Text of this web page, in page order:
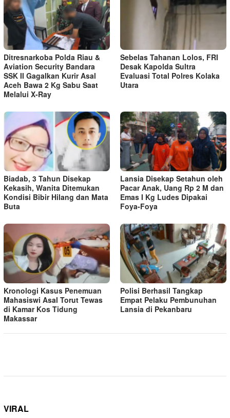
Ditresnarkoba Polda Riau &
Aviation Security Bandara
SSK II Gagalkan Kurir Asal
Aceh Bawa 2 Kg Sabu Saat
Melalui X-Ray
Sebelas Tahanan Lolos, FRI
Desak Kapolda Sultra
Evaluasi Total Polres Kolaka
Utara
Biadab, 3 Tahun Disekap
Kekasih, Wanita Ditemukan
Kondisi Bibir Hilang dan Mata
Buta
Lansia Disekap Setahun oleh
Pacar Anak, Uang Rp 2 M dan
Emas I Kg Ludes Dipakai
Foya-Foya
Kronologi Kasus Penemuan
Mahasiswi Asal Torut Tewas
di Kamar Kos Tidung
Makassar
Polisi Berhasil Tangkap
Empat Pelaku Pembunuhan
Lansia di Pekanbaru
VIRAL